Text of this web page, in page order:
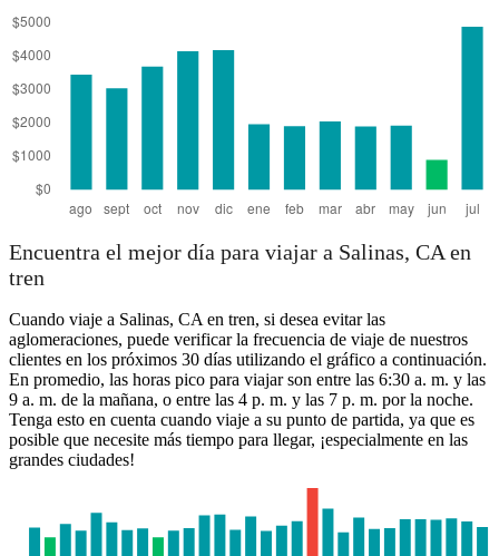
Encuentra el mejor día para viajar a Salinas, CA en
tren
Cuando viaje a Salinas, CA en tren, si desea evitar las
aglomeraciones, puede verificar la frecuencia de viaje de nuestros
clientes en los próximos 30 días utilizando el gráfico a continuación.
En promedio, las horas pico para viajar son entre las 6:30 a. m. y las
9 a. m. de la mañana, o entre las 4 p. m. y las 7 p. m. por la noche.
Tenga esto en cuenta cuando viaje a su punto de partida, ya que es
posible que necesite más tiempo para llegar, ¡especialmente en las
grandes ciudades!